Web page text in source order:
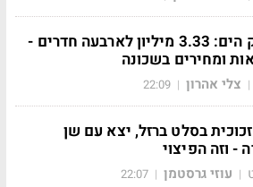
פארק הים: 3.33 מיליון לארבעה חדרים -
ומחירים בשכונה
| צלי אהרון |
22:09
בסלט ברזל, יצא עם שן
- וזה הפיצוי
| עוזי גרסטמן |
22:07